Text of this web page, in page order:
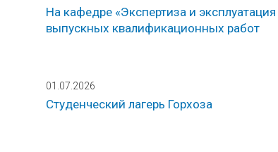
На кафедре «Экспертиза и
выпускных квалификационных работ
01.07.2026
Студенческий лагерь Горхоза